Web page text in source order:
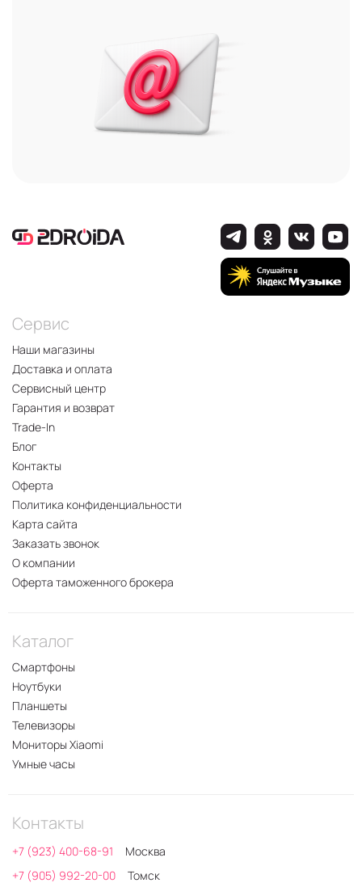
Сервис
Наши магазины
Доставка и оплата
Сервисный центр
Гарантия и возврат
Trade-In
Блог
Контакты
Оферта
Политика конфиденциальности
Карта сайта
Заказать звонок
О компании
Оферта таможенного брокера
Каталог
Смартфоны
Ноутбуки
Планшеты
Телевизоры
Мониторы Xiaomi
Умные часы
Контакты
+7 (923) 400-68-91
Москва
+7 (905) 992-20-00
Томск